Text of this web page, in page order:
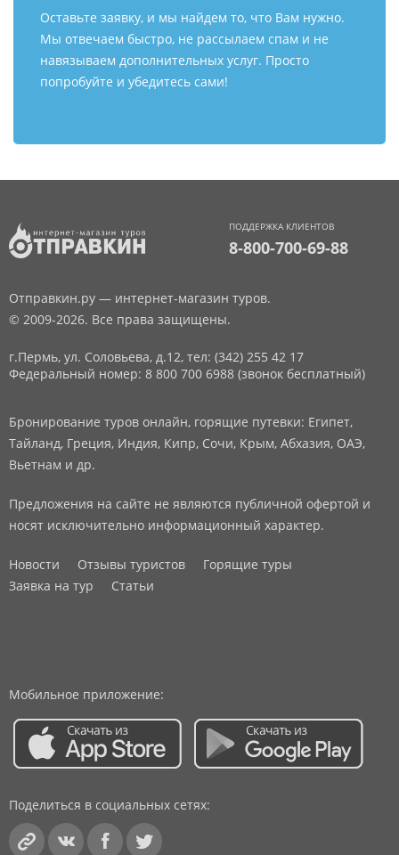
Оставьте заявку, и мы найдем то, что Вам нужно.
Мы отвечаем быстро, не рассылаем спам и не
навязываем дополнительных услуг. Просто
попробуйте и убедитесь сами!
ПОДДЕРЖКА КЛИЕНТОВ
8-800-700-69-88
Отправкин.ру — интернет-магазин туров.
© 2009-2026. Все права защищены.
г.Пермь, ул. Соловьева, д.12, тел: (342) 255 42 17
Федеральный номер: 8 800 700 6988 (звонок бесплатный)
Бронирование туров онлайн, горящие путевки: Египет,
Тайланд, Греция, Индия, Кипр, Сочи, Крым, Абхазия, ОАЭ,
Вьетнам и др.
Предложения на сайте не являются публичной офертой и
носят исключительно информационный характер.
Новости Отзывы туристов
Горящие туры
Заявка на тур
Статьи
Мобильное приложение:
Поделиться в социальных сетях: